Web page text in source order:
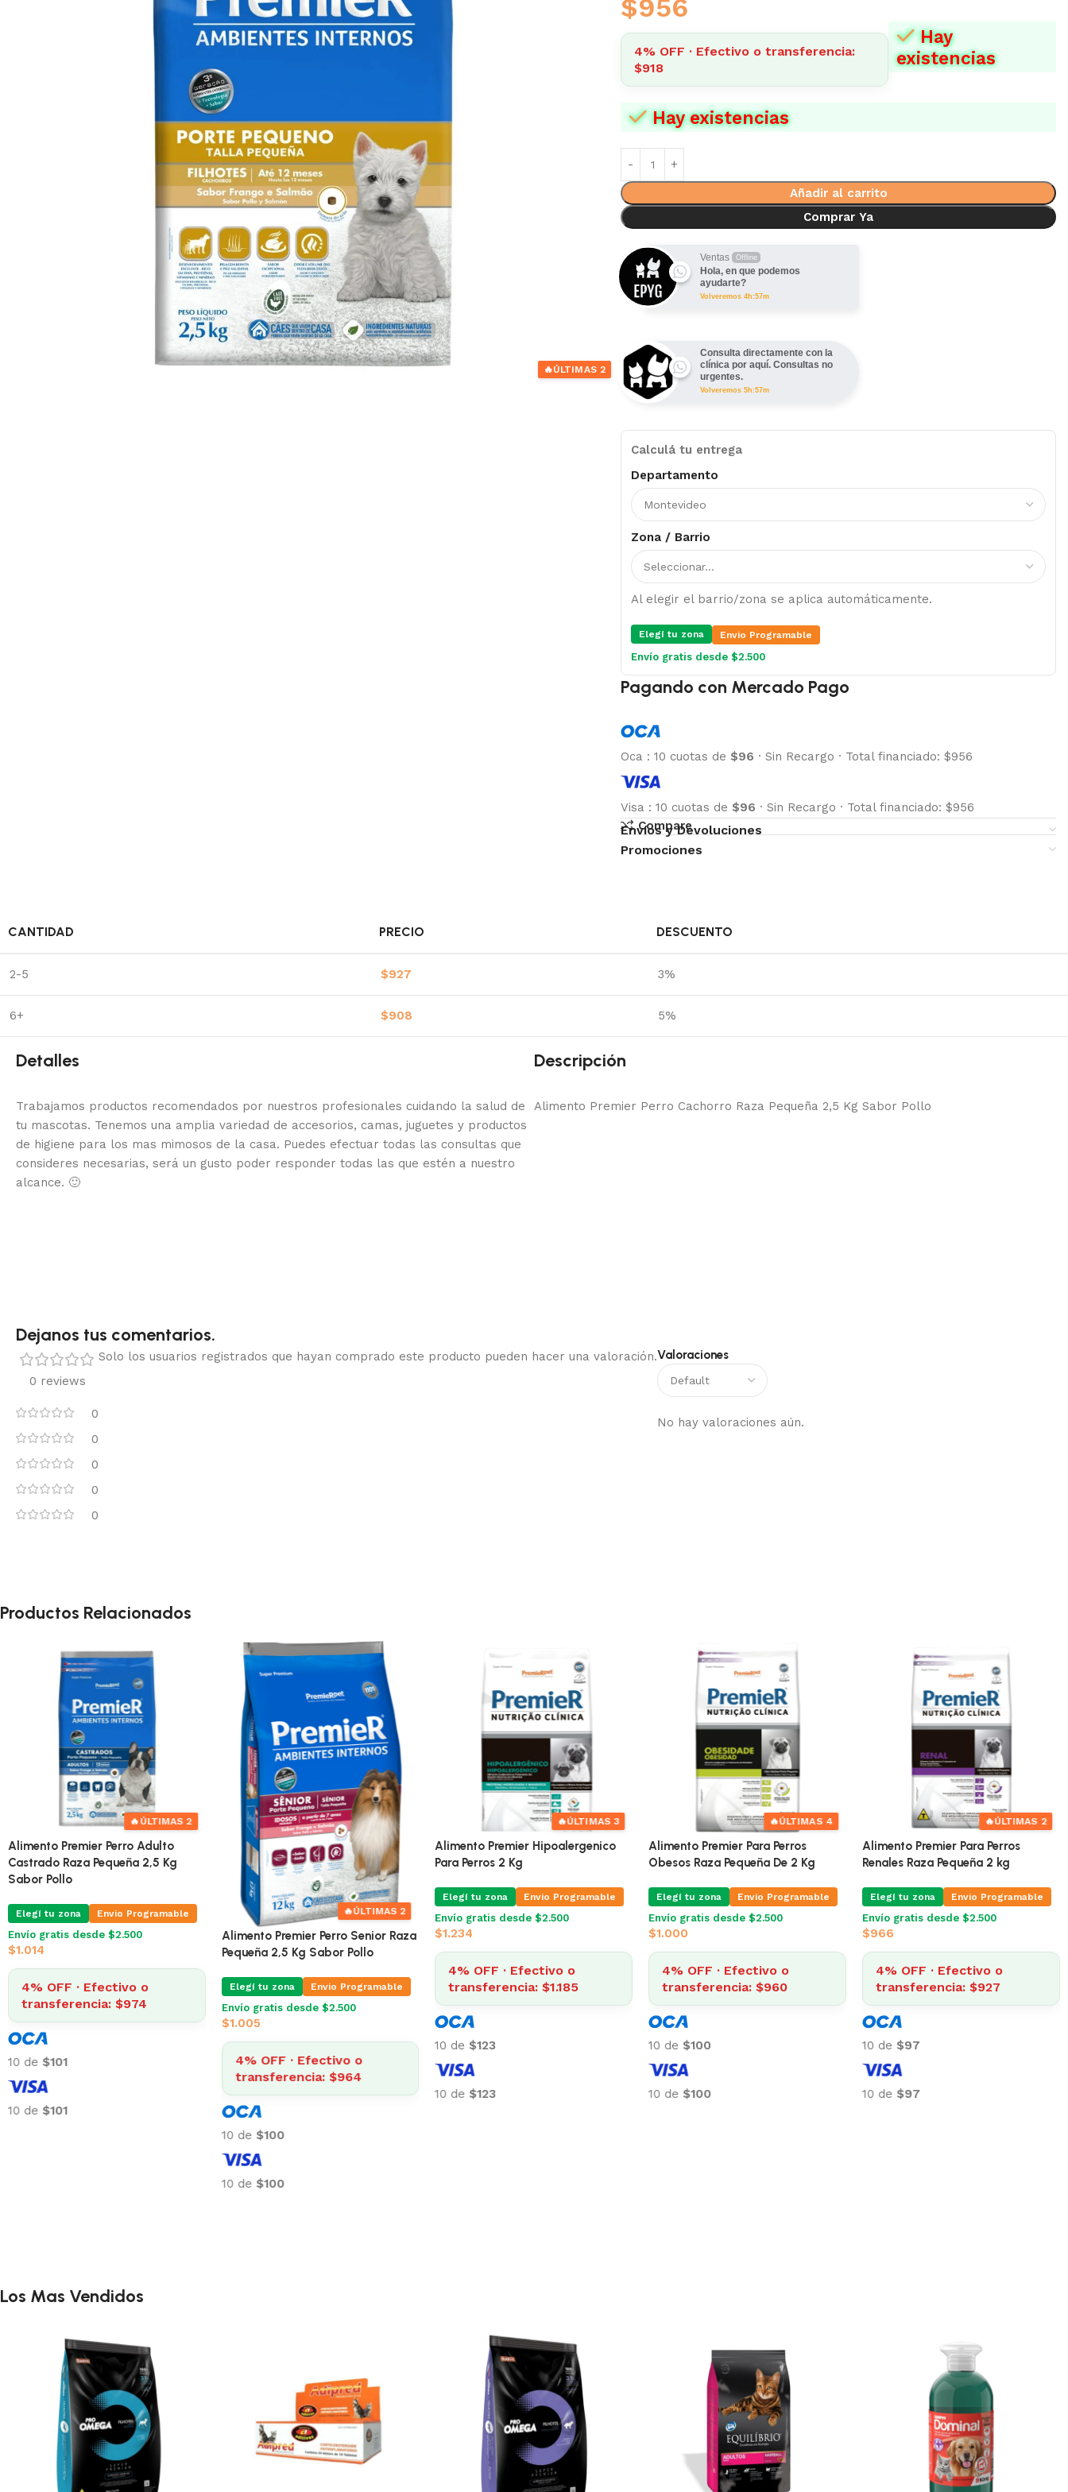
🔥ÚLTIMAS 2
$956
4% OFF · Efectivo o transferencia:
$918
Hay
existencias
Hay existencias
Añadir al carrito
Comprar Ya
Ventas Offline
Hola, en que podemos
ayudarte?
Volveremos 4h:57m
Consulta directamente con la
clínica por aquí. Consultas no
urgentes.
Volveremos 5h:57m
Calculá tu entrega
Departamento
Zona / Barrio
Al elegir el barrio/zona se aplica automáticamente.
Elegí tu zona Envio Programable
Envío gratis desde $2.500
Pagando con Mercado Pago
Oca : 10 cuotas de $96 · Sin Recargo · Total financiado: $956
Visa : 10 cuotas de $96 · Sin Recargo · Total financiado: $956
Compare
Envíos y Devoluciones
Promociones
CANTIDAD PRECIO DESCUENTO
2-5 $927 3%
6+ $908 5%
Detalles
Trabajamos productos recomendados por nuestros profesionales cuidando la salud de
tu mascotas. Tenemos una amplia variedad de accesorios, camas, juguetes y productos
de higiene para los mas mimosos de la casa. Puedes efectuar todas las consultas que
consideres necesarias, será un gusto poder responder todas las que estén a nuestro
alcance. 🙂
Descripción
Alimento Premier Perro Cachorro Raza Pequeña 2,5 Kg Sabor Pollo
Dejanos tus comentarios.
0 reviews
0
0
0
0
0
Valoraciones
No hay valoraciones aún.
Solo los usuarios registrados que hayan comprado este producto pueden hacer una valoración.
Productos Relacionados
🔥ÚLTIMA!
Alimento Premier Renal Para Perros
Raza Pequeña 10 Kg
Envío Gratis Programable
Envío gratis
$4.848
4% OFF · Efectivo o
transferencia: $4.654
10 de $485
10 de $485
🔥ÚLTIMAS 2
Alimento Premier Perro Adulto
Castrado Raza Pequeña 2,5 Kg
Sabor Pollo
Elegí tu zona Envio Programable
Envío gratis desde $2.500
$1.014
4% OFF · Efectivo o
transferencia: $974
10 de$101
10 de$101
Alimento Premier Perro Senior Raza
Pequeña 2,5 Kg Sabor Pollo
Elegí tu zona Envio Programable
Envío gratis desde $2.500
$1.005
4% OFF · Efectivo o
transferencia: $964
🔥ÚLTIMAS 3
Alimento Premier Hipoalergenico
Para Perros 2 Kg
Elegí tu zona Envio Programable
Envío gratis desde $2.500
$1.234
4% OFF · Efectivo o
transferencia: $1.185
10 de $123
10 de $123
🔥ÚLTIMAS 4
Alimento Premier Para Perros
Obesos Raza Pequeña De 2 Kg
Elegí tu zona Envio Programable
Envío gratis desde $2.500
$1.000
4% OFF · Efectivo o
transferencia: $960
10 de $100
10 de $100
Los Mas Vendidos